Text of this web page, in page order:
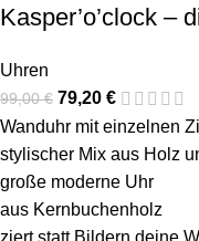
Kasper’o’clock –
Uhren
99,00€ 79,20 €
Wanduhr mit einzelnen
stylischer Mix aus Holz
große moderne Uhr
aus Kernbuchenholz